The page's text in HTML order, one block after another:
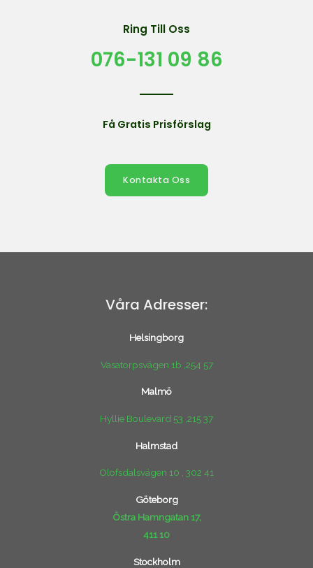
Ring Till Oss
076-131 09 86
Få Gratis Prisförslag
Kontakta Oss
Våra Adresser:
Helsingborg
Vasatorpsvägen 1b ,254 57
Malmö
Hyllie Boulevard 53 ,215 37
Halmstad
Olofsdalsvägen 10 , 302 41
Göteborg
Östra Hamngatan 17,
411 10
Stockholm